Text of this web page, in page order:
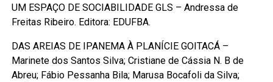
UM ESPAÇO DE SOCIABILIDADE GLS – Andressa de
Freitas Ribeiro. Editora: EDUFBA.
DAS AREIAS DE IPANEMA À PLANÍCIE GOITACÁ –
Marinete dos Santos Silva; Cristiane de Cássia N. B de
Abreu; Fábio Pessanha Bila; Marusa Bocafoli da Silva;